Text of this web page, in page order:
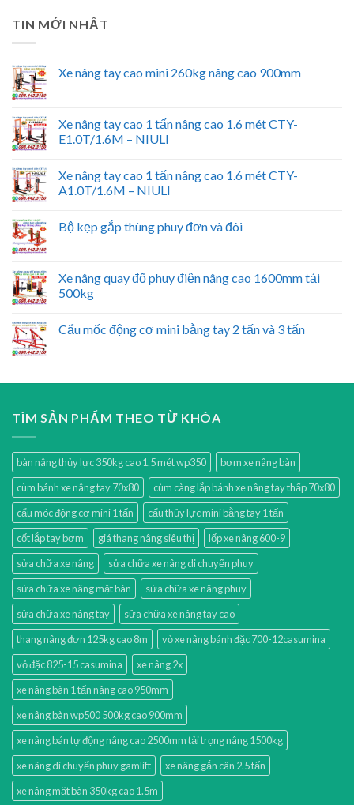
TIN MỚI NHẤT
Xe nâng tay cao mini 260kg nâng cao 900mm
Xe nâng tay cao 1 tấn nâng cao 1.6 mét CTY-
E1.0T/1.6M – NIULI
Xe nâng tay cao 1 tấn nâng cao 1.6 mét CTY-
A1.0T/1.6M – NIULI
Bộ kẹp gắp thùng phuy đơn và đôi
Xe nâng quay đổ phuy điện nâng cao 1600mm tải
500kg
Cẩu mốc động cơ mini bằng tay 2 tấn và 3 tấn
TÌM SẢN PHẨM THEO TỪ KHÓA
bàn nâng thủy lực 350kg cao 1.5 mét wp350
bơm xe nâng bàn
cùm bánh xe nâng tay 70x80
cùm càng lắp bánh xe nâng tay thấp 70x80
cẩu móc động cơ mini 1 tấn
cẩu thủy lực mini bằng tay 1 tấn
cốt lắp tay bơm
giá thang nâng siêu thị
lốp xe nâng 600-9
sửa chữa xe nâng
sửa chữa xe nâng di chuyển phuy
sửa chữa xe nâng mặt bàn
sửa chữa xe nâng phuy
sửa chữa xe nâng tay
sửa chữa xe nâng tay cao
thang nâng đơn 125kg cao 8m
vỏ xe nâng bánh đặc 700-12casumina
vỏ đặc 825-15 casumina
xe nâng 2x
xe nâng bàn 1 tấn nâng cao 950mm
xe nâng bàn wp500 500kg cao 900mm
xe nâng bán tự động nâng cao 2500mm tải trọng nâng 1500kg
xe nâng di chuyển phuy gamlift
xe nâng gắn cân 2.5 tấn
xe nâng mặt bàn 350kg cao 1.5m